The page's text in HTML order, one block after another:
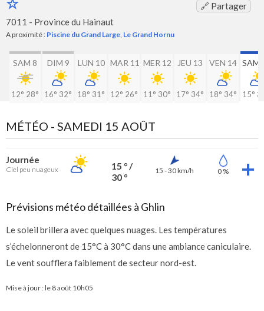
🔗 Partager
7011 - Province du Hainaut
A proximité : Piscine du Grand Large, Le Grand Hornu
SAM 8
12° 28°
DIM 9
16° 32°
LUN 10
18° 31°
MAR 11
12° 26°
MER 12
11° 30°
JEU 13
17° 34°
VEN 14
18° 34°
SAM
15°
MÉTÉO - SAMEDI 15 AOÛT
Journée
Ciel peu nuageux
15 ° /
30 °
15 - 30 km/h 0 %
Prévisions météo détaillées à Ghlin
Le soleil brillera avec quelques nuages. Les températures
s’échelonneront de 15°C à 30°C dans une ambiance caniculaire.
Le vent soufflera faiblement de secteur nord-est.
Mise à jour : le 8 août 10h05